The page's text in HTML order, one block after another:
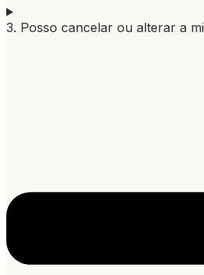
3. Posso cancelar ou alterar a